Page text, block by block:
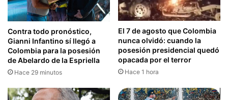
Contra todo pronóstico,
Gianni Infantino sí llegó a
Colombia para la posesión
de Abelardo de la Espriella
Hace 29 minutos
El 7 de agosto que Colombia
nunca olvidó: cuando la
posesión presidencial quedó
opacada por el terror
Hace 1 hora